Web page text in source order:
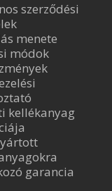
szerződési
menete
módok
kellékanyag
garancia